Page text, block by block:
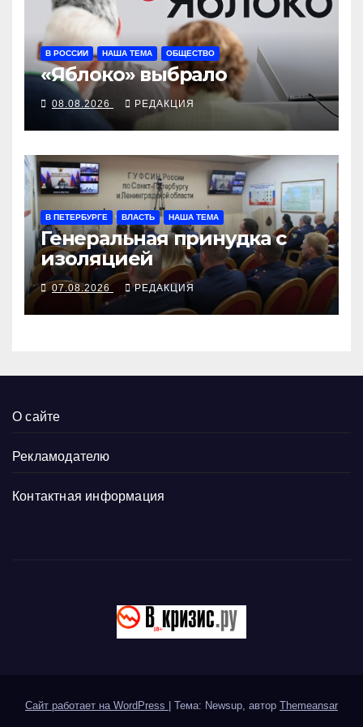
В РОССИИ НАША ТЕМА ОБЩЕСТВО
«Яблоко» выбрало
08.08.2026 РЕДАКЦИЯ
В ПЕТЕРБУРГЕ ВЛАСТЬ НАША ТЕМА
Генеральная принудка с
изоляцией
07.08.2026 РЕДАКЦИЯ
О сайте
Рекламодателю
Контактная информация
Сайт работает на WordPress Тема: Newsup, автор Themeansar